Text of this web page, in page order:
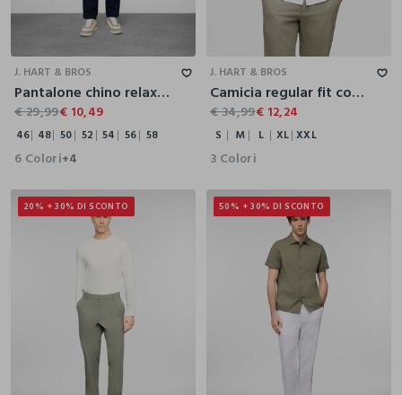
52
J. HART & BROS
Pantalone chino relaxed fit in misto cotone e lino uomo
€ 29,99€ 10,49
46 48 50 52 54 56 58
6 Colori+4
XXL
J. HART & BROS
Camicia regular fit con collo classico in cotone e lino uomo
€ 34,99€ 12,24
S M L XL XXL
3 Colori
20% + 30% DI SCONTO 50% + 30% DI SCONTO